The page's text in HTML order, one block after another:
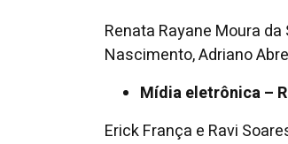
Renata Rayane Moura
Nascimento, Adriano
Mídia eletrônica –
Erick França e Ravi